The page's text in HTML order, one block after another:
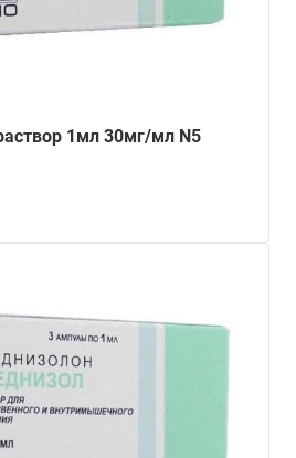
1мл 30мг/мл N5